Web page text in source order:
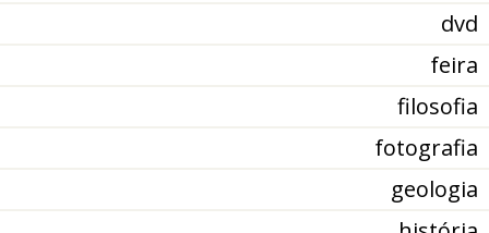
dvd
feira
filosofia
fotografia
geologia